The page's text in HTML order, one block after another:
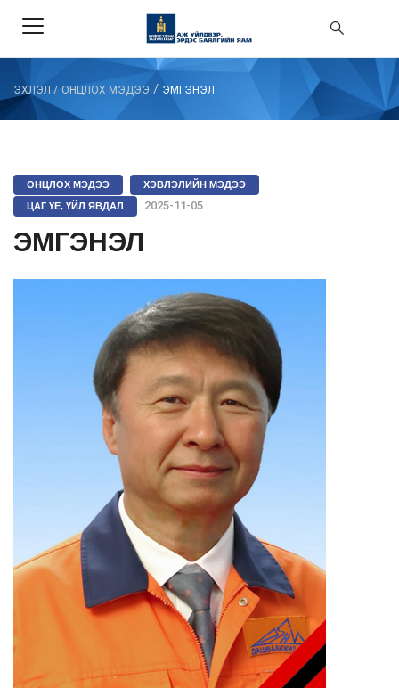
ЭХЛЭЛ / ОНЦЛОХ МЭДЭЭ / ЭМГЭНЭЛ
ОНЦЛОХ МЭДЭЭ
ХЭВЛЭЛИЙН МЭДЭЭ
ЦАГ ҮЕ, ҮЙЛ ЯВДАЛ
2025-11-05
ЭМГЭНЭЛ